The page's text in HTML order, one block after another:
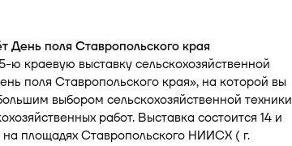
День поля Ставропольского края
краевую выставку сельскохозяйственной
поля Ставропольского края», на которой вы
выбором сельскохозяйственной техники
работ. Выставка состоится 14 и
на площадях Ставропольского НИИСХ ( г.